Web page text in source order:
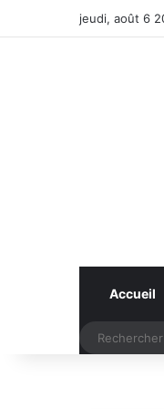
jeudi, août 6
Accueil